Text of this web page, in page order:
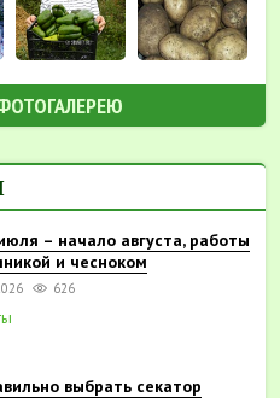
– начало августа, работы
и чесноком
626
выбрать секатор